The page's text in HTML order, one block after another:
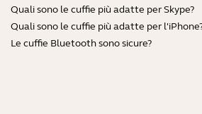
Quali sono le cuffie più adatte per Skype?
Quali sono le cuffie più adatte per
Le cuffie Bluetooth sono sicure?